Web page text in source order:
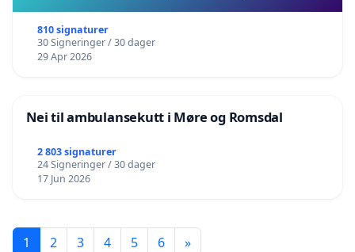
810 signaturer
30 Signeringer / 30 dager
29 Apr 2026
Nei til ambulansekutt i Møre og Romsdal
2 803 signaturer
24 Signeringer / 30 dager
17 Jun 2026
1 2 3 4 5 6 »